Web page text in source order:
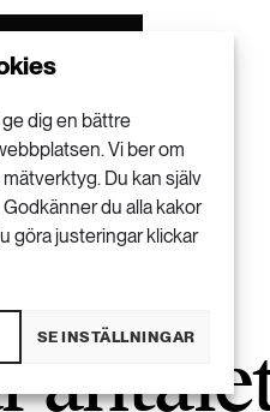
dig en bättre
Vi ber om
Du kan själv
du alla kakor
göra justeringar klickar
SE INSTÄLLNINGAR